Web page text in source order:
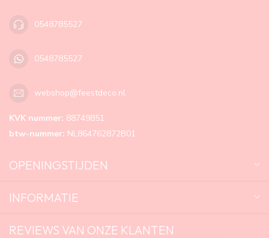
0548785527
0548785527
webshop@feestdeco.nl
KVK nummer: 88749851
btw-nummer: NL864762872B01
OPENINGSTIJDEN
INFORMATIE
REVIEWS VAN ONZE KLANTEN